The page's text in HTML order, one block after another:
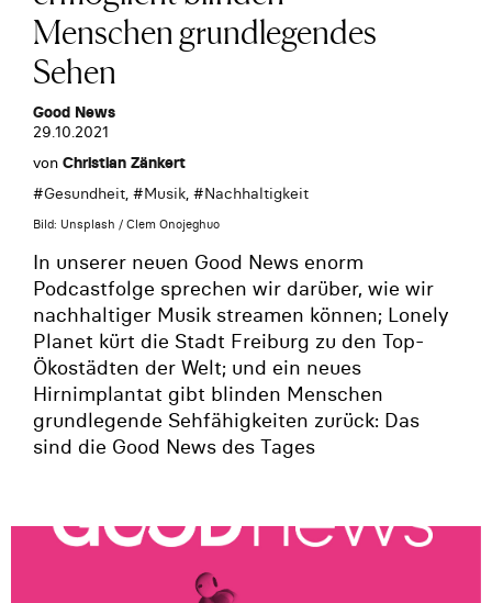
Menschen grundlegendes
Sehen
Good News
29.10.2021
von Christian Zänkert
#Gesundheit, #Musik, #Nachhaltigkeit
Bild: Unsplash / Clem Onojeghuo
In unserer neuen Good News enorm
Podcastfolge sprechen wir darüber, wie wir
nachhaltiger Musik streamen können; Lonely
Planet kürt die Stadt Freiburg zu den Top-
Ökostädten der Welt; und ein neues
Hirnimplantat gibt blinden Menschen
grundlegende Sehfähigkeiten zurück: Das
sind die Good News des Tages